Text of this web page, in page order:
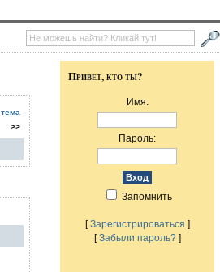
>>
Привет, кто ты?
Имя:
Пароль:
Запомнить
[Зарегистрироваться ]
[Забыли пароль?]